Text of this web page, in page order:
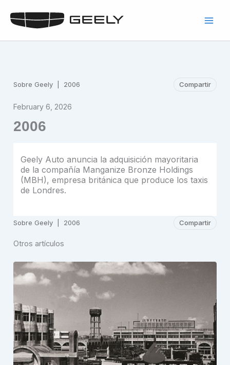
content
Sobre Geely| 2006 Compartir
February 6, 2026
2006
Geely Auto anuncia la adquisición mayoritaria
de la compañía Manganize Bronze Holdings
(MBH), empresa británica que produce los taxis
de Londres.
Sobre Geely| 2006 Compartir
Otros artículos